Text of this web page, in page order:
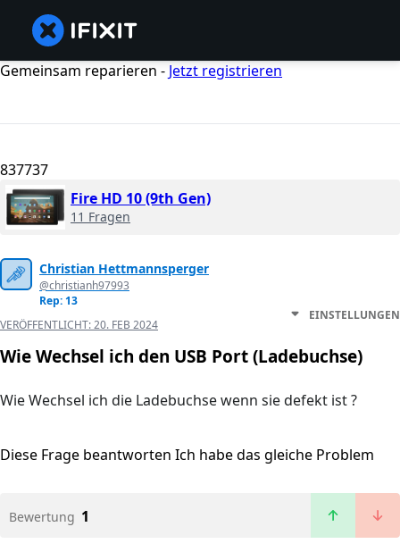
Gemeinsam reparieren - Jetzt registrieren
837737
Fire HD 10 (9th Gen)
11 Fragen
Christian Hettmannsperger
@christianh97993
Rep: 13
VERÖFFENTLICHT:20. FEB 2024
EINSTELLUNGEN
Wie Wechsel ich den USB Port (Ladebuchse)
Wie Wechsel ich die Ladebuchse wenn sie defekt ist ?
Diese Frage beantworten Ich habe das gleiche Problem
Bewertung 1